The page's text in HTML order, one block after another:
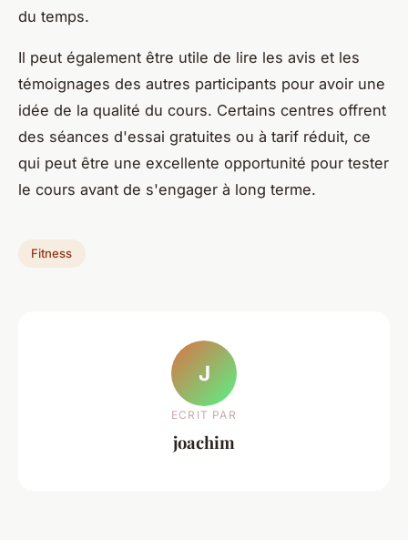
du temps.
Il peut également être utile de lire les avis et les
témoignages des autres participants pour avoir une
idée de la qualité du cours. Certains centres offrent
des séances d'essai gratuites ou à tarif réduit, ce
qui peut être une excellente opportunité pour tester
le cours avant de s'engager à long terme.
Fitness
J
ECRIT PAR
joachim